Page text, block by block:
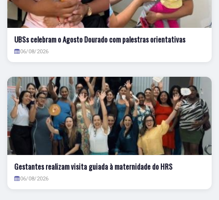
UBSs celebram o Agosto Dourado com palestras orientativas
06/08/2026
Gestantes realizam visita guiada à maternidade do HRS
06/08/2026